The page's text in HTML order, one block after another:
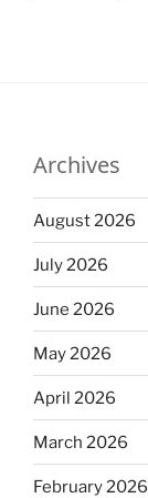
Archives
August 2026
July 2026
June 2026
May 2026
April 2026
March 2026
February 2026